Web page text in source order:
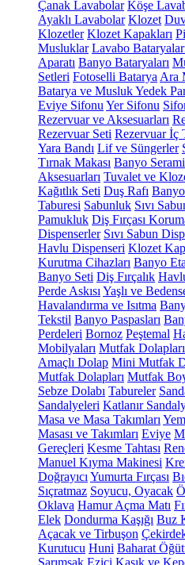
Çanak Lavabolar Köşe
Ayaklı Lavabolar Klozet
Klozetler Klozet Kapakları
Musluklar Lavabo
Aparatı Banyo Bataryaları
Setleri Fotoselli Batarya Ara
Batarya ve Musluk Yedek
Eviye Sifonu Yer Sifonu
Rezervuar ve Aksesuarları
Rezervuar Seti Rezervuar İç
Yara Bandı Lif ve Süngerler
Tırnak Makası Banyo
Aksesuarları Tuvalet ve
Kağıtlık Seti Duş Rafı
Taburesi Sabunluk Sıvı
Pamukluk Diş Fırçası
Dispenserler Sıvı Sabun
Havlu Dispenseri Klozet
Kurutma Cihazları Banyo
Banyo Seti Diş Fırçalık
Perde Askısı Yaşlı ve
Havalandırma ve Isıtma
Tekstil Banyo Paspasları
Perdeleri Bornoz Peştemal
Mobilyaları Mutfak Dolapları
Amaçlı Dolap Mini Mutfak
Mutfak Dolapları Mutfak
Sebze Dolabı Tabureler
Sandalyeleri Katlanır
Masa ve Masa Takımları
Masası ve Takımları Eviye
Gereçleri Kesme Tahtası
Manuel Kıyma Makinesi
Doğrayıcı Yumurta Fırçası
Sıçratmaz Soyucu, Oyacak
Oklava Hamur Açma Matı
Elek Dondurma Kaşığı Buz
Açacak ve Tirbuşon
Kurutucu Huni Baharat
Sarımsak Ezici Kaşık ve